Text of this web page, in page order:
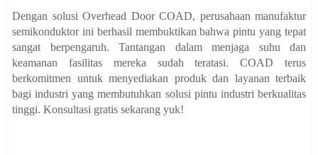
Dengan solusi Overhead Door COAD, perusahaan manufaktur
semikonduktor ini berhasil membuktikan bahwa pintu yang tepat
sangat berpengaruh. Tantangan dalam menjaga suhu dan
keamanan fasilitas mereka sudah teratasi. COAD terus
berkomitmen untuk menyediakan produk dan layanan terbaik
bagi industri yang membutuhkan solusi pintu industri berkualitas
tinggi. Konsultasi gratis sekarang yuk!